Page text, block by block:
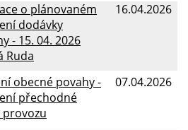
16.04.2026
o plánovaném
dodávky
- 15. 04. 2026
Ruda
07.04.2026
obecné povahy -
přechodné